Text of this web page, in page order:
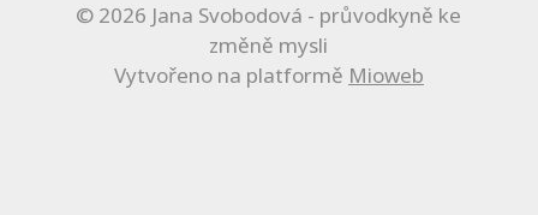
© 2026 Jana Svobodová - průvodkyně ke
změně mysli
Vytvořeno na platformě Mioweb